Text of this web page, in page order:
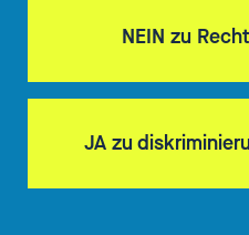
NEIN zu
JA zu